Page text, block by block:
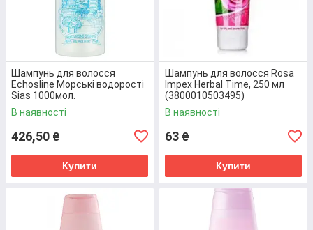
Шампунь для волосся
Echosline Морські водорості
Sias 1000мол.
(8008277132204)
В наявності
426,50 ₴
Купити
Шампунь для волосся Rosa
Impex Herbal Time, 250 мл
(3800010503495)
В наявності
63 ₴
Купити